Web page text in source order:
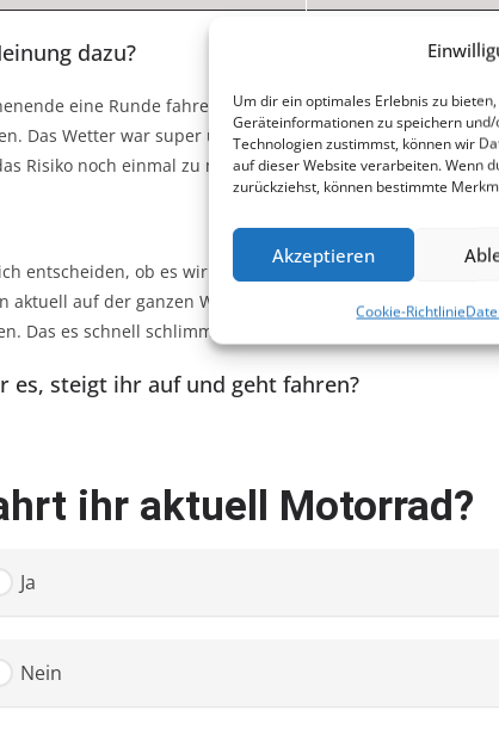
Um dir ein optimales Erlebnis zu
Geräteinformationen zu speichern
Technologien zustimmst, können wir
auf dieser Website verarbeiten. Wenn
zurückziehst, können bestimmte
Akzeptieren
Cookie-Richtlinie
dazu?
eine Runde fahren. Es war schön endlich einmal
Das Wetter war super und ich konnte abschalten. Ich
Risiko noch einmal zu minimieren.
entscheiden, ob es wirklich sein muss, dass er aufs Bike
aktuell auf der ganzen Welt unschuldige Menschen. Und
Das es schnell schlimm ausgehen kann, wissen wir alle!
es, steigt ihr auf und geht fahren?
ihr aktuell Motorrad?
Ja
Nein